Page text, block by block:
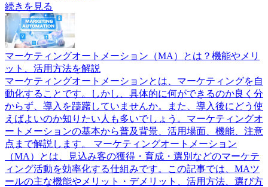
続きを見る
マーケティングオートメーション（MA）とは？機能やメリ
ット、活用方法を解説
マーケティングオートメーションとは、マーケティングを自
動化することです。しかし、具体的に何ができるのか良く分
からず、導入を躊躇していませんか。また、導入後にどう使
えばよいのか知りたい人も多いでしょう。マーケティングオ
ートメーションの基本から普及背景、活用場面、機能、注意
点まで解説します。 マーケティングオートメーション
（MA）とは、見込み客の獲得・育成・選別などのマーケテ
ィング活動を効率化する仕組みです。この記事では、MAツ
ールの主な機能やメリット・デメリット、活用方法、選び方